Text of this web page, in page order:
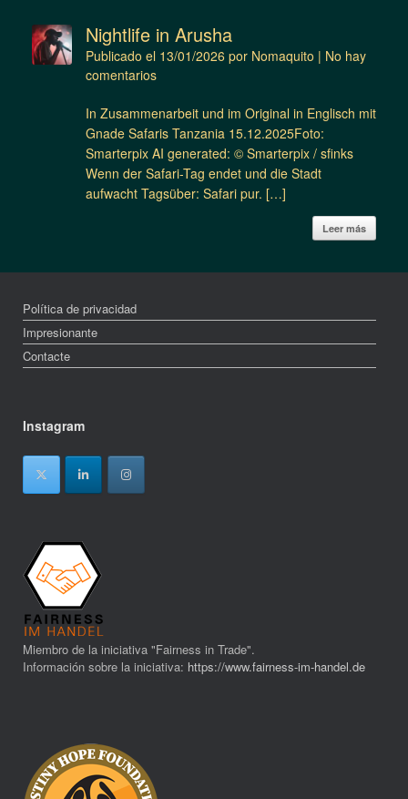
Nightlife in Arusha
Publicado el 13/01/2026 por Nomaquito | No hay
comentarios
In Zusammenarbeit und im Original in Englisch mit
Gnade Safaris Tanzania 15.12.2025Foto:
Smarterpix AI generated: © Smarterpix / sfinks
Wenn der Safari-Tag endet und die Stadt
aufwacht Tagsüber: Safari pur. […]
Leer más
Política de privacidad
Impresionante
Contacte
Instagram
Miembro de la iniciativa "Fairness in Trade".
Información sobre la iniciativa: https://www.fairness-im-handel.de